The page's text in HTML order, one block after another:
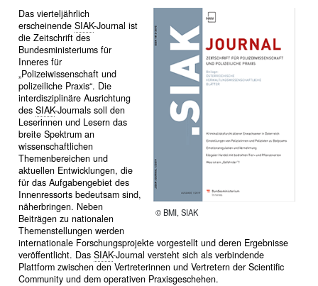
© BMI, SIAK
Das vierteljährlich
erscheinende SIAK-Journal ist
die Zeitschrift des
Bundesministeriums für
Inneres für
„Polizeiwissenschaft und
polizeiliche Praxis“. Die
interdisziplinäre Ausrichtung
des SIAK-Journals soll den
Leserinnen und Lesern das
breite Spektrum an
wissenschaftlichen
Themenbereichen und
aktuellen Entwicklungen, die
für das Aufgabengebiet des
Innenressorts bedeutsam sind,
näherbringen. Neben
Beiträgen zu nationalen
Themenstellungen werden
internationale Forschungsprojekte vorgestellt und deren Ergebnisse
veröffentlicht. Das SIAK-Journal versteht sich als verbindende
Plattform zwischen den Vertreterinnen und Vertretern der Scientific
Community und dem operativen Praxisgeschehen.